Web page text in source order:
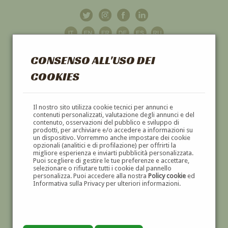
CONSENSO ALL'USO DEI
COOKIES
Il nostro sito utilizza cookie tecnici per annunci e
contenuti personalizzati, valutazione degli annunci e del
contenuto, osservazioni del pubblico e sviluppo di
prodotti, per archiviare e/o accedere a informazioni su
un dispositivo. Vorremmo anche impostare dei cookie
opzionali (analitici e di profilazione) per offrirti la
migliore esperienza e inviarti pubblicità personalizzata.
Puoi scegliere di gestire le tue preferenze e accettare,
selezionare o rifiutare tutti i cookie dal pannello
personalizza. Puoi accedere alla nostra Policy cookieed
Informativa sulla Privacy per ulteriori informazioni.
GALLERIAD'ARTE
DIPINTI E SCULTURE '800 E '900